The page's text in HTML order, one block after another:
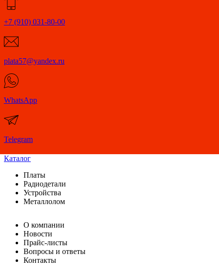
+7 (910) 031-80-00
plata57@yandex.ru
WhatsApp
Telegram
Каталог
Платы
Радиодетали
Устройства
Металлолом
О компании
Новости
Прайс-листы
Вопросы и ответы
Контакты